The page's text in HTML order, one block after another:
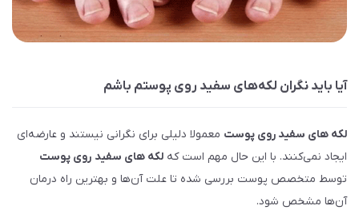
آیا باید نگران لکه‌های سفید روی پوستم باشم
لکه‌ های سفید روی پوست معمولا دلیلی برای نگرانی نیستند و عارضه‌ای
ایجاد نمی‌کنند. با این حال مهم است که لکه‌ های سفید روی پوست
توسط متخصص پوست بررسی شده تا علت آن‌ها و بهترین راه درمان
آن‌ها مشخص شود.